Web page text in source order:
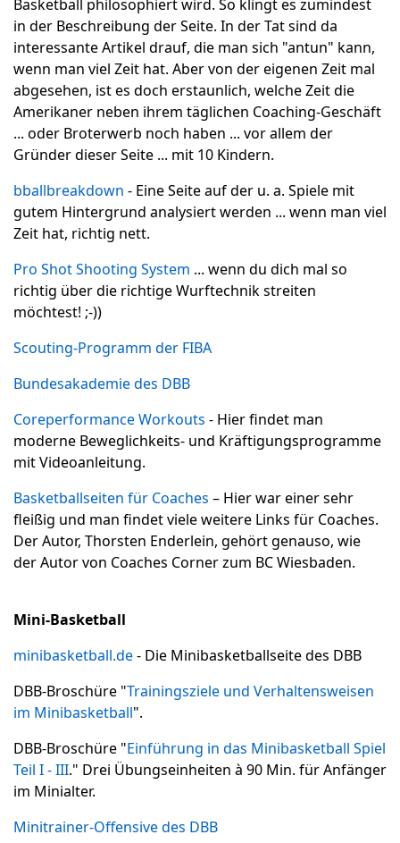
Basketball philosophiert wird. So klingt es zumindest
in der Beschreibung der Seite. In der Tat sind da
interessante Artikel drauf, die man sich "antun" kann,
wenn man viel Zeit hat. Aber von der eigenen Zeit mal
abgesehen, ist es doch erstaunlich, welche Zeit die
Amerikaner neben ihrem täglichen Coaching-Geschäft
... oder Broterwerb noch haben ... vor allem der
Gründer dieser Seite ... mit 10 Kindern.
bballbreakdown - Eine Seite auf der u. a. Spiele mit
gutem Hintergrund analysiert werden ... wenn man viel
Zeit hat, richtig nett.
Pro Shot Shooting System ... wenn du dich mal so
richtig über die richtige Wurftechnik streiten
möchtest! ;-))
Scouting-Programm der FIBA
Bundesakademie des DBB
Coreperformance Workouts - Hier findet man
moderne Beweglichkeits- und Kräftigungsprogramme
mit Videoanleitung.
Basketballseiten für Coaches – Hier war einer sehr
fleißig und man findet viele weitere Links für Coaches.
Der Autor, Thorsten Enderlein, gehört genauso, wie
der Autor von Coaches Corner zum BC Wiesbaden.
Mini-Basketball
minibasketball.de- Die Minibasketballseite des DBB
DBB-Broschüre "Trainingsziele und Verhaltensweisen
im Minibasketball".
DBB-Broschüre "Einführung in das Minibasketball Spiel
Teil I - III." Drei Übungseinheiten à 90 Min. für Anfänger
im Minialter.
Minitrainer-Offensive des DBB